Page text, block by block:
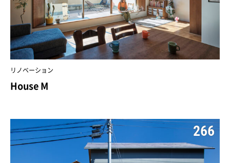
リノベーション
House M
266